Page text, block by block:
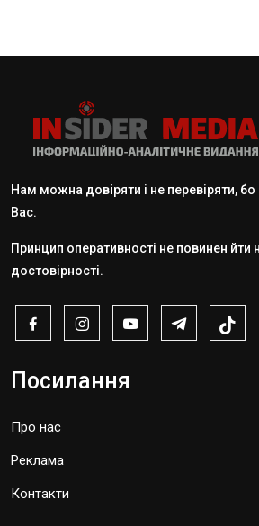
Нам можна довіряти і не перевіряти,
Вас.
Принцип оперативності не повинен
достовірності.
Посилання
Про нас
Реклама
Контакти